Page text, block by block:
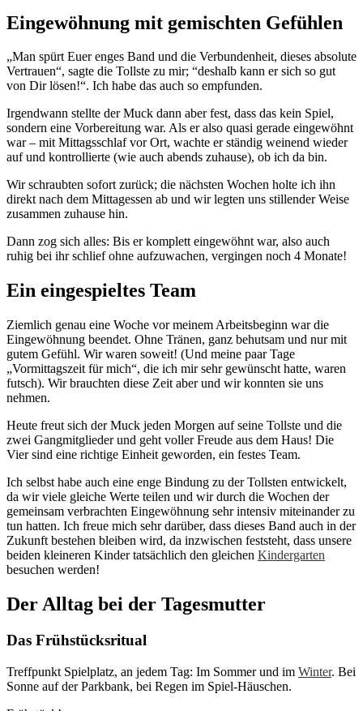
Eingewöhnung mit gemischten Gefühlen
„Man spürt Euer enges Band und die Verbundenheit, dieses absolute
Vertrauen“, sagte die Tollste zu mir; “deshalb kann er sich so gut
von Dir lösen!“. Ich habe das auch so empfunden.
Irgendwann stellte der Muck dann aber fest, dass das kein Spiel,
sondern eine Vorbereitung war. Als er also quasi gerade eingewöhnt
war – mit Mittagsschlaf vor Ort, wachte er ständig weinend wieder
auf und kontrollierte (wie auch abends zuhause), ob ich da bin.
Wir schraubten sofort zurück; die nächsten Wochen holte ich ihn
direkt nach dem Mittagessen ab und wir legten uns stillender Weise
zusammen zuhause hin.
Dann zog sich alles: Bis er komplett eingewöhnt war, also auch
ruhig bei ihr schlief ohne aufzuwachen, vergingen noch 4 Monate!
Ein eingespieltes Team
Ziemlich genau eine Woche vor meinem Arbeitsbeginn war die
Eingewöhnung beendet. Ohne Tränen, ganz behutsam und nur mit
gutem Gefühl. Wir waren soweit! (Und meine paar Tage
„Vormittagszeit für mich“, die ich mir sehr gewünscht hatte, waren
futsch). Wir brauchten diese Zeit aber und wir konnten sie uns
nehmen.
Heute freut sich der Muck jeden Morgen auf seine Tollste und die
zwei Gangmitglieder und geht voller Freude aus dem Haus! Die
Vier sind eine richtige Einheit geworden, ein festes Team.
Ich selbst habe auch eine enge Bindung zu der Tollsten entwickelt,
da wir viele gleiche Werte teilen und wir durch die Wochen der
gemeinsam verbrachten Eingewöhnung sehr intensiv miteinander zu
tun hatten. Ich freue mich sehr darüber, dass dieses Band auch in der
Zukunft bestehen bleiben wird, da inzwischen feststeht, dass unsere
beiden kleineren Kinder tatsächlich den gleichen Kindergarten
besuchen werden!
Der Alltag bei der Tagesmutter
Das Frühstücksritual
Treffpunkt Spielplatz, an jedem Tag: Im Sommer und im Winter. Bei
Sonne auf der Parkbank, bei Regen im Spiel-Häuschen.